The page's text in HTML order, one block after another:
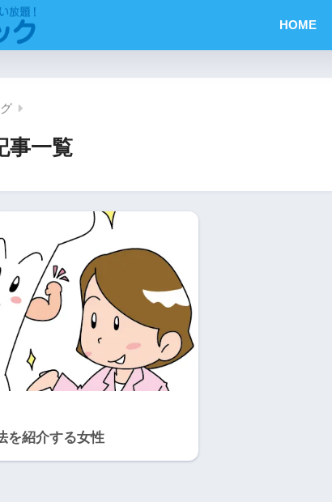
HOME
事一覧
を紹介する女性